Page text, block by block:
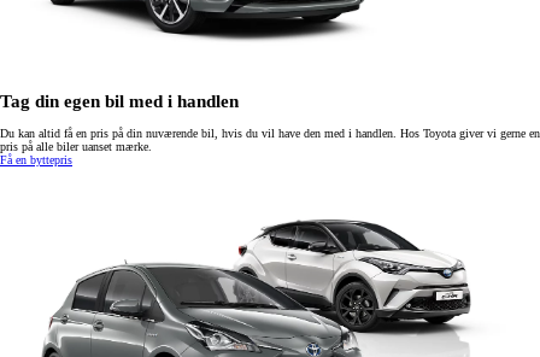
Tag din egen bil med i handlen
Du kan altid få en pris på din nuværende bil, hvis du vil have den med i handlen. Hos Toyota giver vi gerne en
pris på alle biler uanset mærke.
Få en byttepris